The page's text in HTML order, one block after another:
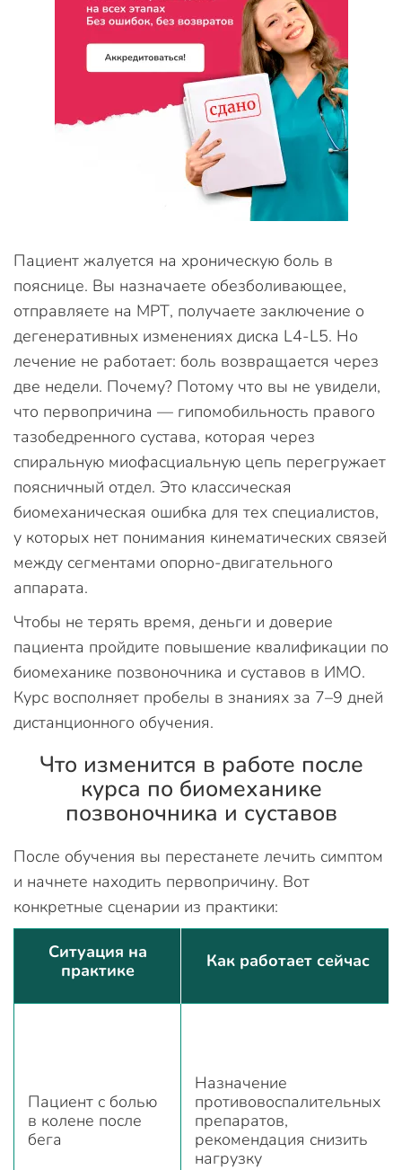
Пациент жалуется на хроническую боль в
пояснице. Вы назначаете обезболивающее,
отправляете на МРТ, получаете заключение о
дегенеративных изменениях диска L4-L5. Но
лечение не работает: боль возвращается через
две недели. Почему? Потому что вы не увидели,
что первопричина — гипомобильность правого
тазобедренного сустава, которая через
спиральную миофасциальную цепь перегружает
поясничный отдел. Это классическая
биомеханическая ошибка для тех специалистов,
у которых нет понимания кинематических связей
между сегментами опорно-двигательного
аппарата.
Чтобы не терять время, деньги и доверие
пациента пройдите повышение квалификации по
биомеханике позвоночника и суставов в ИМО.
Курс восполняет пробелы в знаниях за 7–9 дней
дистанционного обучения.
Что изменится в работе после
курса по биомеханике
позвоночника и суставов
После обучения вы перестанете лечить симптом
и начнете находить первопричину. Вот
конкретные сценарии из практики:
Ситуация на
практике
Как работает сейчас
Пациент с болью
в колене после
бега
Назначение
противовоспалительных
препаратов,
рекомендация снизить
нагрузку